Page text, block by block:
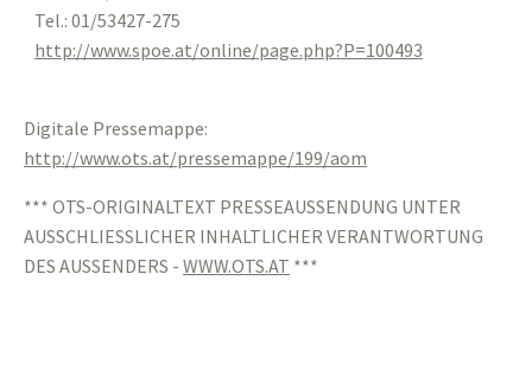
Tel.: 01/53427-275
http://www.spoe.at/online/page.php?P=100493
Digitale Pressemappe:
http://www.ots.at/pressemappe/199/aom
*** OTS-ORIGINALTEXT PRESSEAUSSENDUNG UNTER
AUSSCHLIESSLICHER INHALTLICHER VERANTWORTUNG
DES AUSSENDERS - WWW.OTS.AT ***